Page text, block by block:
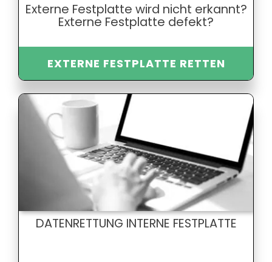
Externe Festplatte wird nicht erkannt?
Externe Festplatte defekt?
EXTERNE FESTPLATTE RETTEN
DATENRETTUNG INTERNE FESTPLATTE